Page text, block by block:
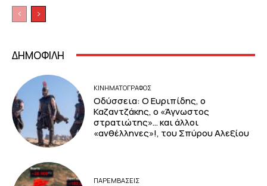
ΔΗΜΟΦΙΛΗ
ΚΙΝΗΜΑΤΟΓΡΆΦΟΣ
Οδύσσεια: Ο Ευριπίδης, ο
Καζαντζάκης, ο «Άγνωστος
στρατιώτης»… και άλλοι
«ανθέλληνες»!, του Σπύρου Αλεξίου
ΠΑΡΕΜΒΑΣΕΙΣ